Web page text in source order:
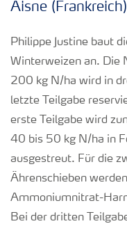
Aisne (Frankreich)
Philippe Justine baut
Winterweizen an. Die
200 kg N/ha wird in
letzte Teilgabe
erste Teilgabe wird
40 bis 50 kg N/ha in
ausgestreut. Für die
Ährenschieben
Ammoniumnitrat-
Bei der dritten